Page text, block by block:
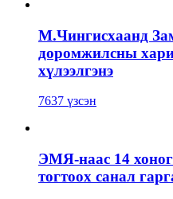
М.Чингисхаанд
доромжилсны
хүлээлгэнэ
7637 үзсэн
ЭМЯ-наас 14
тогтоох санал